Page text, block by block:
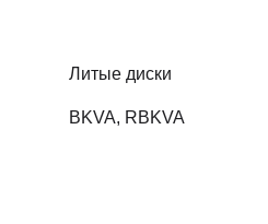
Литые диски
BKVA, RBKVA